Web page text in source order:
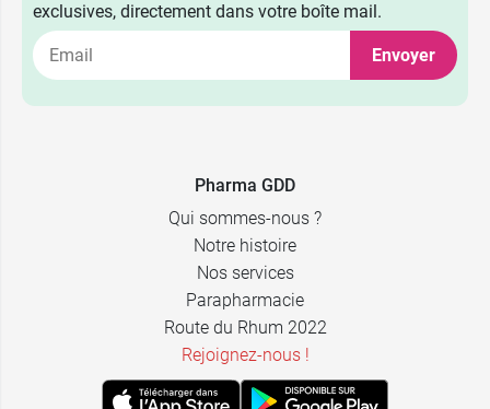
exclusives, directement dans votre boîte mail.
Envoyer
Pharma GDD
Qui sommes-nous ?
Notre histoire
Nos services
Parapharmacie
Route du Rhum 2022
Rejoignez-nous !